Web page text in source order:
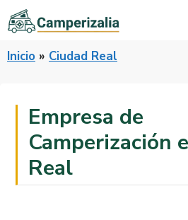
Saltar
al
Inicio » Ciudad Real
Empresa de
Camperización
Real